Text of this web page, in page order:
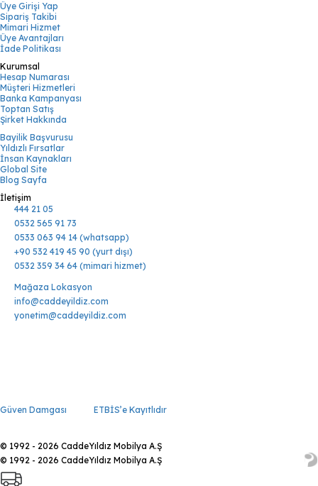
Üye Girişi Yap
Sipariş Takibi
Mimari Hizmet
Üye Avantajları
İade Politikası
Kurumsal
Hesap Numarası
Müşteri Hizmetleri
Banka Kampanyası
Toptan Satış
Şirket Hakkında
Bayilik Başvurusu
Yıldızlı Fırsatlar
İnsan Kaynakları
Global Site
Blog Sayfa
İletişim
444 21 05
0532 565 91 73
0533 063 94 14 (whatsapp)
+90 532 419 45 90 (yurt dışı)
0532 359 34 64 (mimari hizmet)
Mağaza Lokasyon
info@caddeyildiz.com
yonetim@caddeyildiz.com
Güven Damgası ETBİS’e Kayıtlıdır
© 1992 - 2026 CaddeYıldız Mobilya A.Ş
© 1992 - 2026 CaddeYıldız Mobilya A.Ş